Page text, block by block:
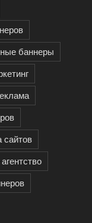
баннеры
сайтов